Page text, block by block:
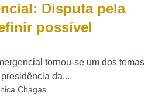
Disputa pela
possível
tornou-se um dos temas
da...
Chagas